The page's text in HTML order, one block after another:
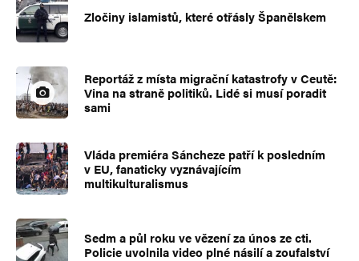
Zločiny islamistů, které otřásly Španělskem
Reportáž z místa migrační katastrofy v Ceutě:
Vina na straně politiků. Lidé si musí poradit
sami
Vláda premiéra Sáncheze patří k posledním
v EU, fanaticky vyznávajícím
multikulturalismus
Sedm a půl roku ve vězení za únos ze cti.
Policie uvolnila video plné násilí a zoufalství